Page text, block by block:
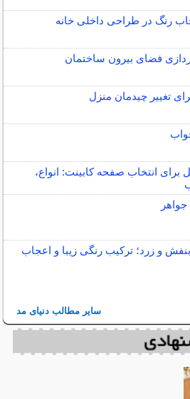
رنگ در طراحی داخلی خانه
فضای بیرون ساختمان
تغییر چیدمان منزل
برای انتخاب صفحه کابینت: انواع،
و زرد؛ ترکیب رنگی زیبا و اعجاب
سایر مطالب دنیای مد